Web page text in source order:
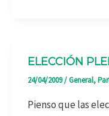
ELECCIÓN
24/04/2009/General,
Pienso que las